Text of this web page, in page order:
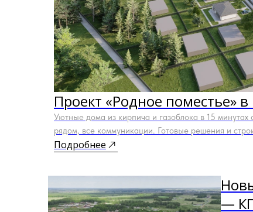
Проект «Родное поместье» в
Уютные дома из кирпича и газоблока в 15 минутах
рядом, все коммуникации. Готовые решения и
Подробнее
—